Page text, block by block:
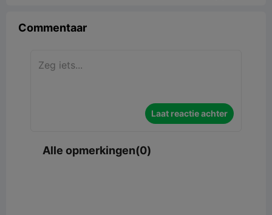
Commentaar
Laat reactie achter
Alle opmerkingen(0)